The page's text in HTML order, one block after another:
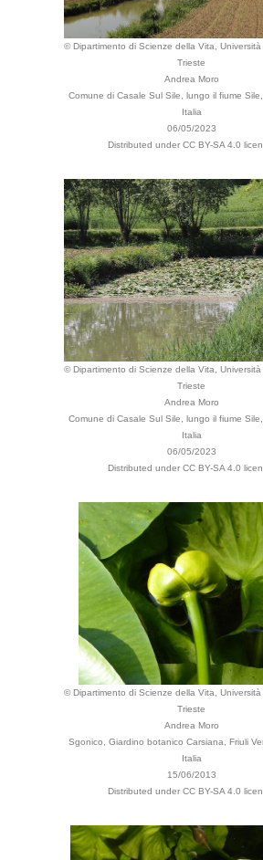
© Dipartimento di Scienze della Vita,
Trieste
Andrea Moro
Comune di Casale Sul Sile, lungo il fiume Sile,
Italia
06/05/2023
Distributed under CC BY-SA 4.0
© Dipartimento di Scienze della Vita,
Trieste
Andrea Moro
Comune di Casale Sul Sile, lungo il fiume Sile,
Italia
06/05/2023
Distributed under CC BY-SA 4.0
© Dipartimento di Scienze della Vita,
Trieste
Andrea Moro
Sgonico, Giardino botanico Carsiana, Friuli
Italia
15/06/2013
Distributed under CC BY-SA 4.0